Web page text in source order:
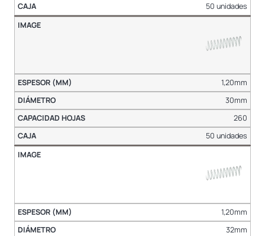
50 unidades
1,20mm
30mm
260
50 unidades
1,20mm
32mm